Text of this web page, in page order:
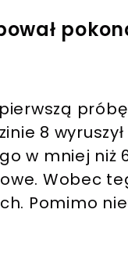
8
w mniej niż
Wobec
Pomimo